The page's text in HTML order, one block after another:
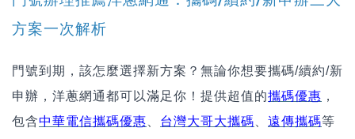
方案一次解析
門號到期，該怎麼選擇新方案？無論你想要攜碼/續約/新
申辦，洋蔥網通都可以滿足你！提供超值的攜碼優惠 ，
包含中華電信攜碼優惠 台灣大哥大攜碼 遠傳攜碼等